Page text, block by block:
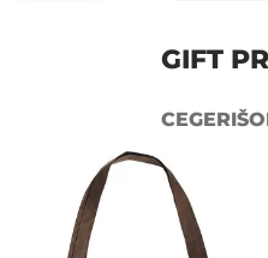
GIFT
CEGERI